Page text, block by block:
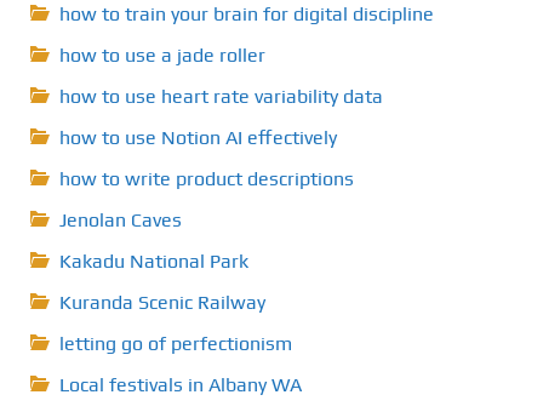
how to train your brain for digital discipline
how to use a jade roller
how to use heart rate variability data
how to use Notion AI effectively
how to write product descriptions
Jenolan Caves
Kakadu National Park
Kuranda Scenic Railway
letting go of perfectionism
Local festivals in Albany WA